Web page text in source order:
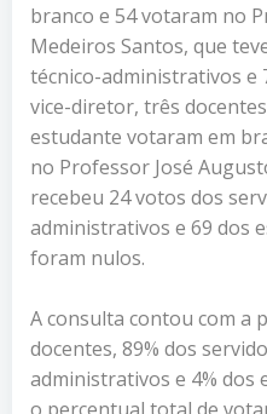
branco e 54 votaram no
Medeiros Santos, que
técnico-administrativos e
vice-diretor, três
estudante votaram em
no Professor José
recebeu 24 votos dos
administrativos e 69 dos
foram nulos.
A consulta contou com a
docentes, 89% dos
administrativos e 4% dos
o percentual total de